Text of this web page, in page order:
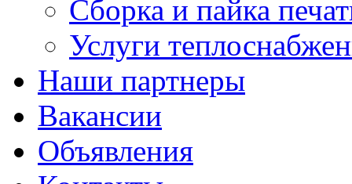
Сборка и пайка
Услуги
Наши партнеры
Вакансии
Объявления